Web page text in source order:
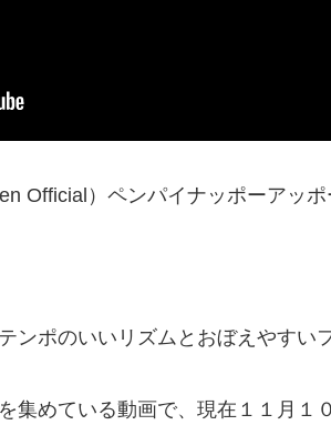
Official）ペンパイナッポーアッ
ンポのいいリズムとおぼえやすい
集めている動画で、現在１１月１